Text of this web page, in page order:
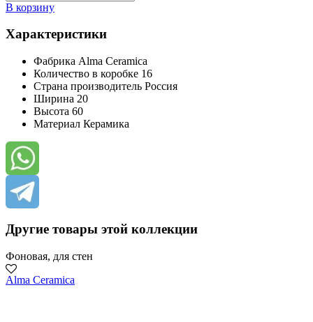
В корзину
Характеристики
Фабрика Alma Ceramica
Количество в коробке 16
Страна производитель Россия
Ширина 20
Высота 60
Материал Керамика
Другие товары этой коллекции
Фоновая, для стен
Alma Ceramica